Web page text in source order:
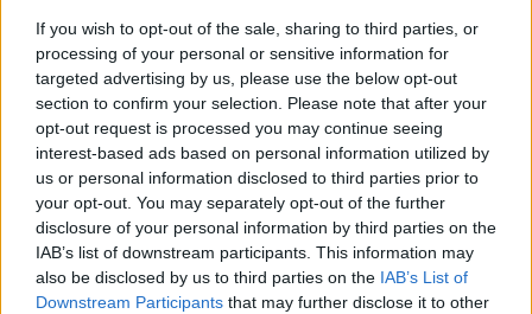
If you wish to opt-out of the sale, sharing to third parties, or
processing of your personal or sensitive information for
targeted advertising by us, please use the below opt-out
section to confirm your selection. Please note that after your
opt-out request is processed you may continue seeing
interest-based ads based on personal information utilized by
us or personal information disclosed to third parties prior to
your opt-out. You may separately opt-out of the further
disclosure of your personal information by third parties on the
IAB’s list of downstream participants. This information may
also be disclosed by us to third parties on the IAB’s List of
Downstream Participants that may further disclose it to other
Vakáció feszt zenével 2018 – Nyári